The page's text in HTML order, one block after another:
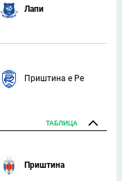
Лапи
Приштина е Ре
ТАБЛИЦА
Приштина